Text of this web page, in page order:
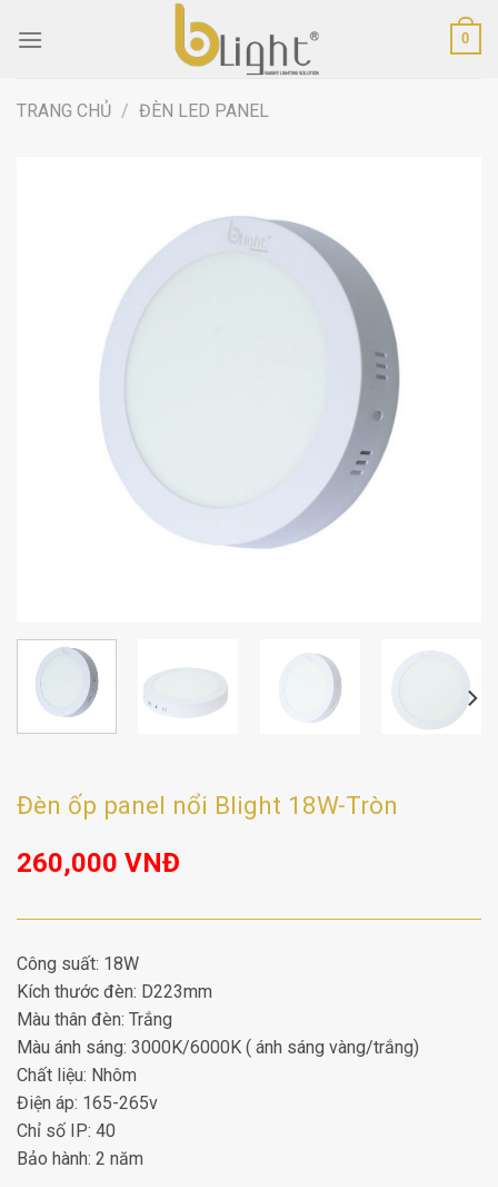
0
TRANG CHỦ / ĐÈN LED PANEL
Đèn ốp panel nổi Blight 18W-Tròn
260,000 VNĐ
Công suất: 18W
Kích thước đèn: D223mm
Màu thân đèn: Trắng
Màu ánh sáng: 3000K/6000K ( ánh sáng vàng/trắng)
Chất liệu: Nhôm
Điện áp: 165-265v
Chỉ số IP: 40
Bảo hành: 2 năm